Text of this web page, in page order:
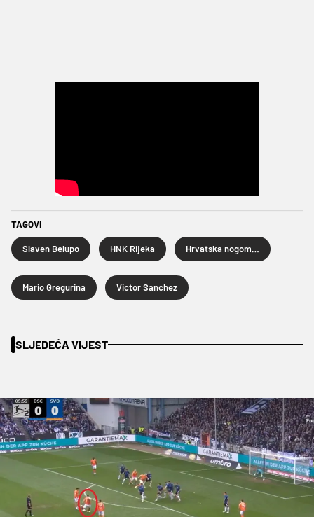
TAGOVI
Slaven Belupo HNK Rijeka
Mario Gregurina Victor Sanchez
SLJEDEĆA VIJEST